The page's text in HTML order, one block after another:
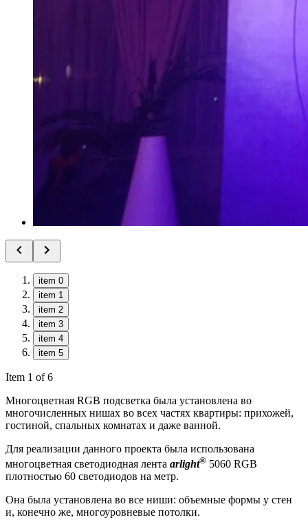
item 0
item 1
item 2
item 3
item 4
item 5
Item 1 of 6
Многоцветная RGB подсветка была установлена во
многочисленных нишах во всех частях квартиры: прихожей,
гостиной, спальных комнатах и даже ванной.
Для реализации данного проекта была использована
многоцветная светодиодная лента arlight® 5060 RGB
плотностью 60 светодиодов на метр.
Она была установлена во все ниши: объемные формы у стен
и, конечно же, многоуровневые потолки.